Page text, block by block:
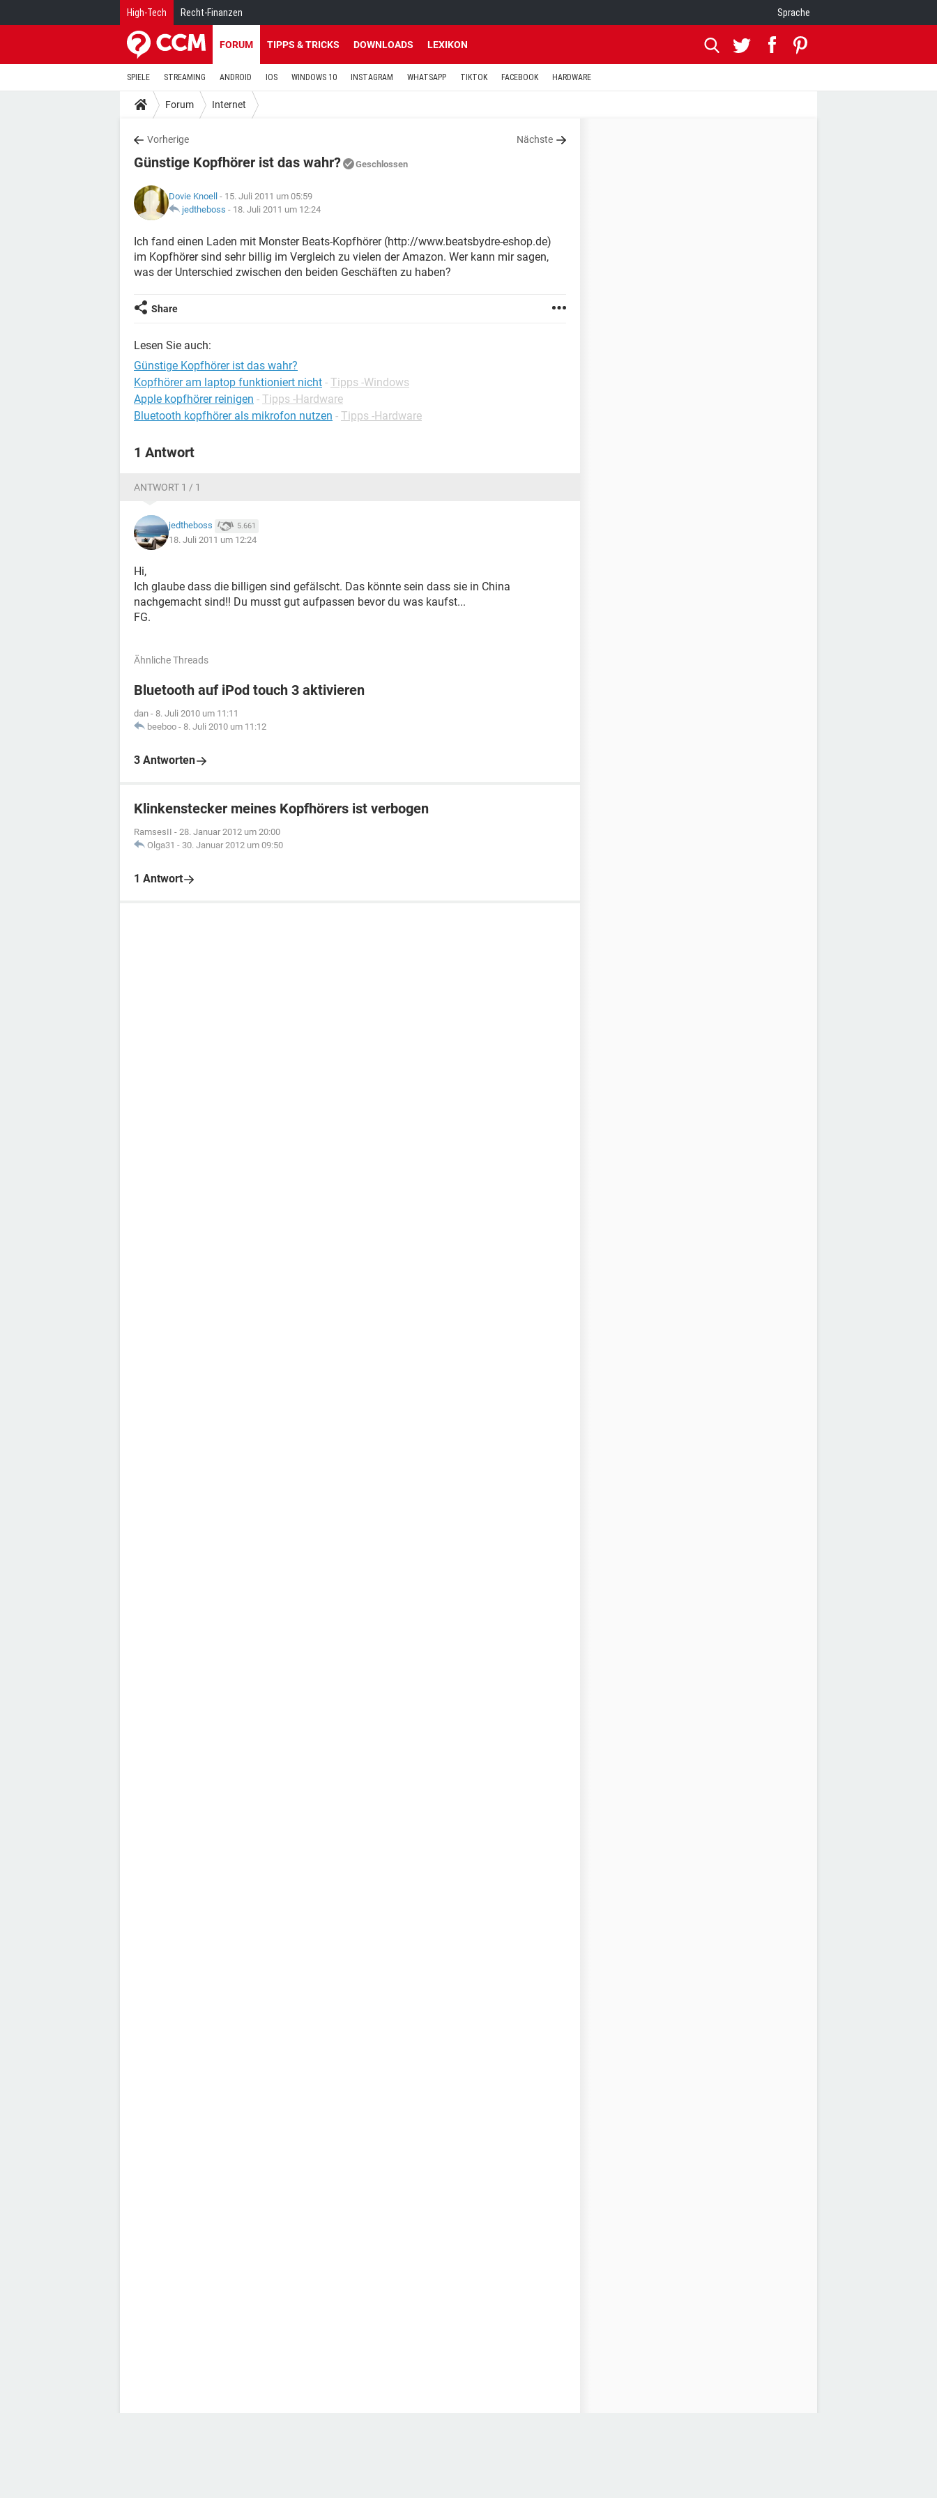
High-Tech Recht-Finanzen Sprache
FORUM TIPPS & TRICKS DOWNLOADS LEXIKON
SPIELE STREAMING ANDROID IOS WINDOWS 10 INSTAGRAM WHATSAPP TIKTOK FACEBOOK HARDWARE
Forum Internet
Vorherige Nächste
Günstige Kopfhörer ist das wahr? Geschlossen
Dovie Knoell - 15. Juli 2011 um 05:59
jedtheboss - 18. Juli 2011 um 12:24
Ich fand einen Laden mit Monster Beats-Kopfhörer (http://www.beatsbydre-eshop.de)
im Kopfhörer sind sehr billig im Vergleich zu vielen der Amazon. Wer kann mir sagen,
was der Unterschied zwischen den beiden Geschäften zu haben?
Share
Lesen Sie auch:
Günstige Kopfhörer ist das wahr?
Kopfhörer am laptop funktioniert nicht - Tipps -Windows
Apple kopfhörer reinigen - Tipps -Hardware
Bluetooth kopfhörer als mikrofon nutzen - Tipps -Hardware
1 Antwort
ANTWORT 1 / 1
jedtheboss 5.661
18. Juli 2011 um 12:24
Hi,
Ich glaube dass die billigen sind gefälscht. Das könnte sein dass sie in China
nachgemacht sind!! Du musst gut aufpassen bevor du was kaufst...
FG.
Ähnliche Threads
Bluetooth auf iPod touch 3 aktivieren
dan - 8. Juli 2010 um 11:11
beeboo - 8. Juli 2010 um 11:12
3 Antworten
Klinkenstecker meines Kopfhörers ist verbogen
RamsesII - 28. Januar 2012 um 20:00
Olga31 - 30. Januar 2012 um 09:50
1 Antwort